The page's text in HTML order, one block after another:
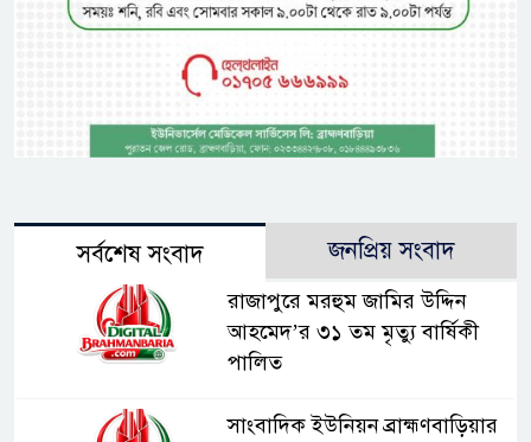
সর্বশেষ সংবাদ জনপ্রিয় সংবাদ
রাজাপুরে মরহুম জামির উদ্দিন
আহমেদ’র ৩১ তম মৃত্যু বার্ষিকী
পালিত
সাংবাদিক ইউনিয়ন ব্রাহ্মণবাড়িয়ার